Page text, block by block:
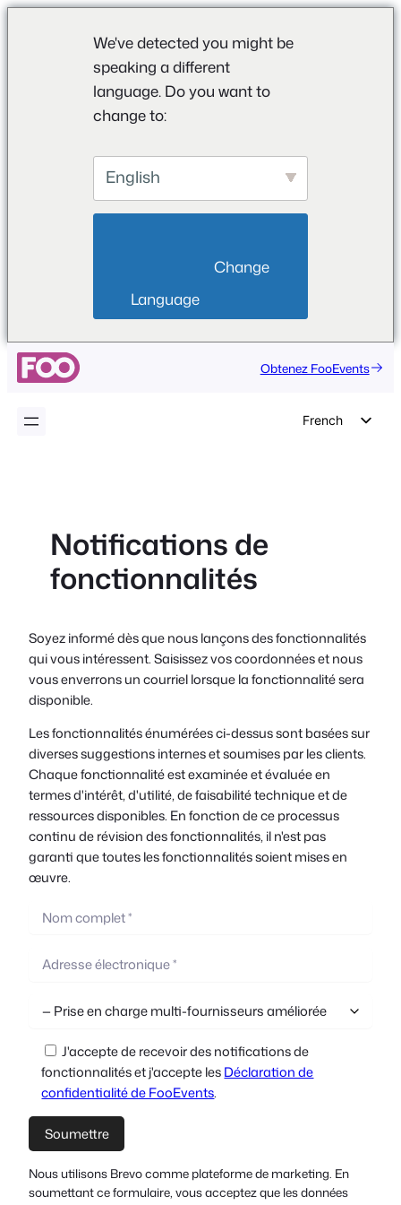
We've detected you might be
speaking a different
language. Do you want to
change to:
English
Language
Aller
Obtenez FooEvents
French
Czech
Greek
Notifications de
fonctionnalités
Soyez informé dès que nous lançons des fonctionnalités
qui vous intéressent. Saisissez vos coordonnées et nous
vous enverrons un courriel lorsque la fonctionnalité sera
disponible.
Les fonctionnalités énumérées ci-dessus sont basées sur
diverses suggestions internes et soumises par les clients.
Chaque fonctionnalité est examinée et évaluée en
termes d'intérêt, d'utilité, de faisabilité technique et de
ressources disponibles. En fonction de ce processus
continu de révision des fonctionnalités, il n'est pas
garanti que toutes les fonctionnalités soient mises en
œuvre.
J'accepte de recevoir des notifications de
fonctionnalités et j'accepte lesDéclaration de
confidentialité de FooEvents.
Nous utilisons Brevo comme plateforme de marketing. En
soumettant ce formulaire, vous acceptez que les données